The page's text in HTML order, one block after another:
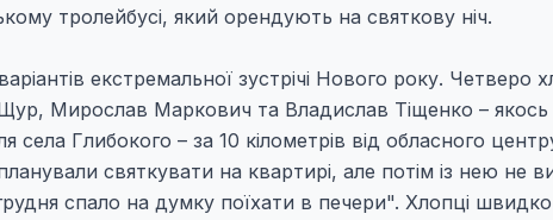
тролейбусі, який орендують на святкову ніч.
екстремальної зустрічі Нового року. Четверо
Мирослав Маркович та Владислав Тіщенко –
села Глибокого – за 10 кілометрів від обласного
святкувати на квартирі, але потім із нею не
спало на думку поїхати в печери". Хлопці